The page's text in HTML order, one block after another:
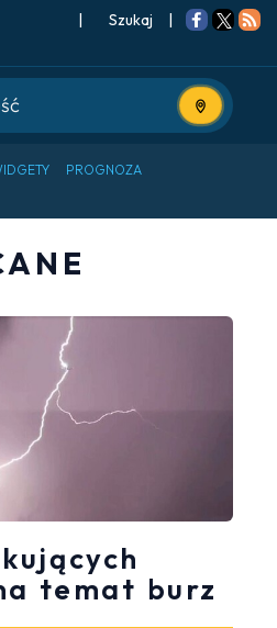
| |
Użyj
PROGNOZA
temat burz